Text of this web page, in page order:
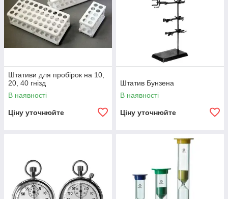
Штативи для пробірок на 10,
20, 40 гнізд
В наявності
Ціну уточнюйте
Штатив Бунзена
В наявності
Ціну уточнюйте